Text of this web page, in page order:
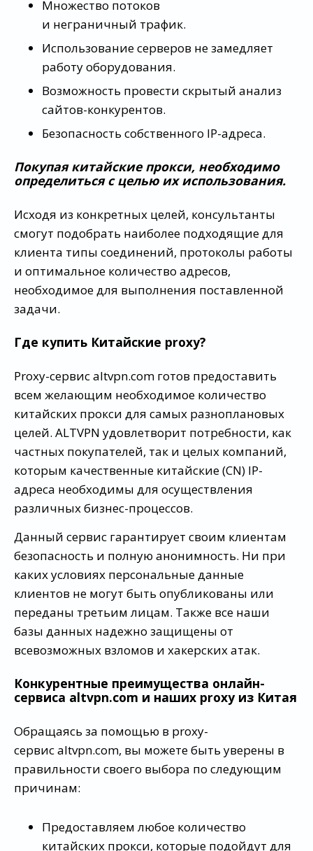
Множество потоков
и неграничный трафик.
Использование серверов не замедляет
работу оборудования.
Возможность провести скрытый анализ
сайтов-конкурентов.
Безопасность собственного IP-адреса.
Покупая китайские прокси, необходимо
определиться с целью их использования.
Исходя из конкретных целей, консультанты
смогут подобрать наиболее подходящие для
клиента типы соединений, протоколы работы
и оптимальное количество адресов,
необходимое для выполнения поставленной
задачи.
Где купить Китайские proxy?
Proxy-сервис altvpn.com готов предоставить
всем желающим необходимое количество
китайских прокси для самых разноплановых
целей. ALTVPN удовлетворит потребности, как
частных покупателей, так и целых компаний,
которым качественные китайские (CN) IP-
адреса необходимы для осуществления
различных бизнес-процессов.
Данный сервис гарантирует своим клиентам
безопасность и полную анонимность. Ни при
каких условиях персональные данные
клиентов не могут быть опубликованы или
переданы третьим лицам. Также все наши
базы данных надежно защищены от
всевозможных взломов и хакерских атак.
Конкурентные преимущества онлайн-
сервиса altvpn.com и наших proxy из Китая
Обращаясь за помощью в proxy-
сервис altvpn.com, вы можете быть уверены в
правильности своего выбора по следующим
причинам:
Предоставляем любое количество
китайских прокси, которые подойдут для